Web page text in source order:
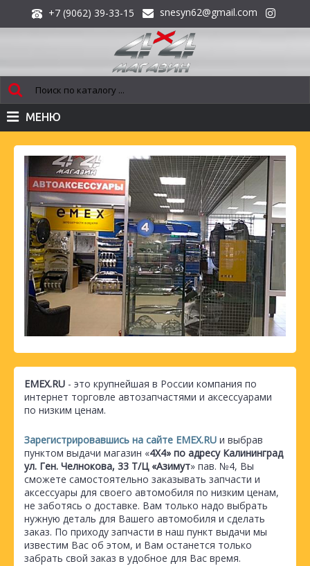
+7 (9062) 39-33-15 snesyn62@gmail.com
МЕНЮ
EMEX.RU - это крупнейшая в России компания по
интернет торговле автозапчастями и аксессуарами
по низким ценам.
Зарегистрировавшись на сайте EMEX.RU и выбрав
пунктом выдачи магазин «4Х4» по адресу Калининград
ул. Ген. Челнокова, 33 Т/Ц «Азимут» пав. №4, Вы
сможете самостоятельно заказывать запчасти и
аксессуары для своего автомобиля по низким ценам,
не заботясь о доставке. Вам только надо выбрать
нужную деталь для Вашего автомобиля и сделать
заказ. По приходу запчасти в наш пункт выдачи мы
известим Вас об этом, и Вам останется только
забрать свой заказ в удобное для Вас время.